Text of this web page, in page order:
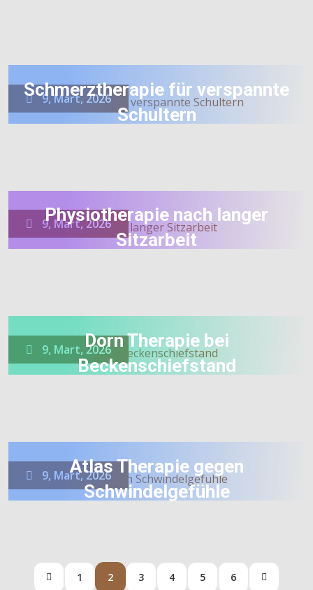
9, Mart, 2026
Schmerztherapie für verspannte
Schultern
9, Mart, 2026
Physiotherapie nach langer
Sitzarbeit
9, Mart, 2026Dorn Therapie bei
Beckenschiefstand
9, Mart, 2026
Atlas Therapie gegen
Schwindelgefühle
1 2 3 4 5 6